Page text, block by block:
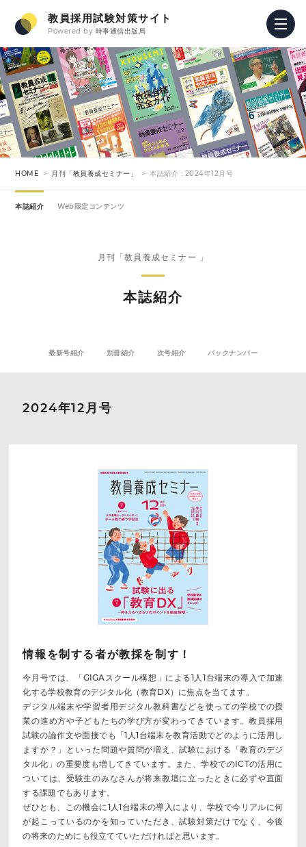
教員採用試験対策サイト
Powered by 時事通信出版局
HOME 月刊「教員養成セミナー」 本誌紹介 : 2024年12月号
本誌紹介 Web限定コンテンツ
月刊「教員養成セミナー 」
本誌紹介
最新号紹介 別冊紹介 次号紹介 バックナンバー
2024年12月号
情報を制する者が教採を制す！
今月号では、「GIGAスクール構想」による1人1台端末の導入で加速
化する学校教育のデジタル化（教育DX）に焦点を当てます。
デジタル端末や学習者用デジタル教科書などを使っての学校での授
業の進め方や子どもたちの学び方が変わってきています。教員採用
試験の論作文や面接でも「1人1台端末を教育活動でどのように活用し
ますか？」といった問題や質問が増え、試験における「教育のデジ
タル化」の重要度も増してきています。また、学校でのICTの活用に
ついては、受験生のみなさんが将来教壇に立ったときに必ずや直面
する課題でもあります。
ぜひとも、この機会に1人1台端末の導入により、学校で今リアルに何
が起こっているのかを知っていただき、試験対策だけでなく、今後
の将来のためにも役立てていただければと思います。